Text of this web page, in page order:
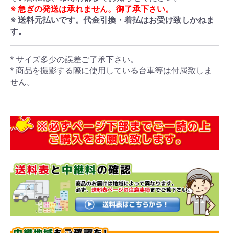
※ 急ぎの発送は承れません。御了承下さい。
※ 送料元払いです。代金引換・着払はお受け致しかねま
す。
* サイズ多少の誤差ご了承下さい。
* 商品を撮影する際に使用している台車等は付属致しま
せん。